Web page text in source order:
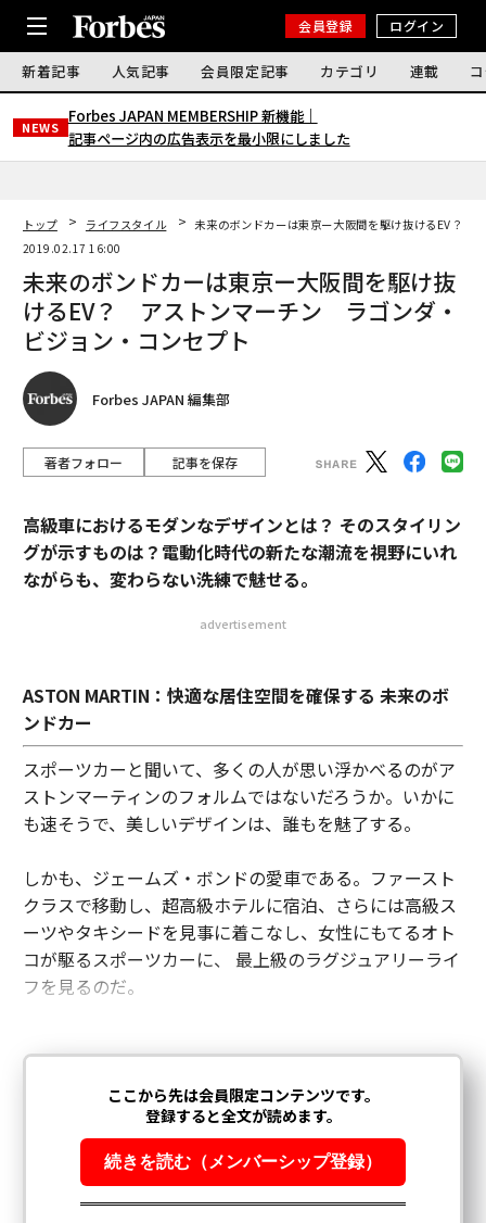
会員登録 ログイン
新着記事 人気記事 会員限定記事 カテゴリ 連載
NEWS
Forbes JAPAN MEMBERSHIP 新機能｜
記事ページ内の広告表示を最小限にしました
トップ ライフスタイル
未来のボンドカーは東京ー大阪間を駆け抜けるEV？
2019.02.17 16:00
未来のボンドカーは東京ー大阪間を駆け抜
けるEV？ アストンマーチン ラゴンダ・
ビジョン・コンセプト
Forbes JAPAN 編集部
著者フォロー 記事を保存
高級車におけるモダンなデザインとは？ そのスタイリン
グが示すものは？電動化時代の新たな潮流を視野にいれ
ながらも、変わらない洗練で魅せる。
advertisement
ASTON MARTIN：快適な居住空間を確保する 未来のボ
ンドカー
スポーツカーと聞いて、多くの人が思い浮かべるのがア
ストンマーティンのフォルムではないだろうか。いかに
も速そうで、美しいデザインは、誰もを魅了する。
しかも、ジェームズ・ボンドの愛車である。ファースト
クラスで移動し、超高級ホテルに宿泊、さらには高級ス
ーツやタキシードを見事に着こなし、女性にもてるオト
コが駆るスポーツカーに、 最上級のラグジュアリーライ
フを見るのだ。